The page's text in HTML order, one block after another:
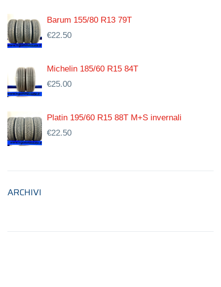
Barum 155/80 R13 79T
€22.50
Michelin 185/60 R15 84T
€25.00
Platin 195/60 R15 88T M+S invernali
€22.50
ARCHIVI